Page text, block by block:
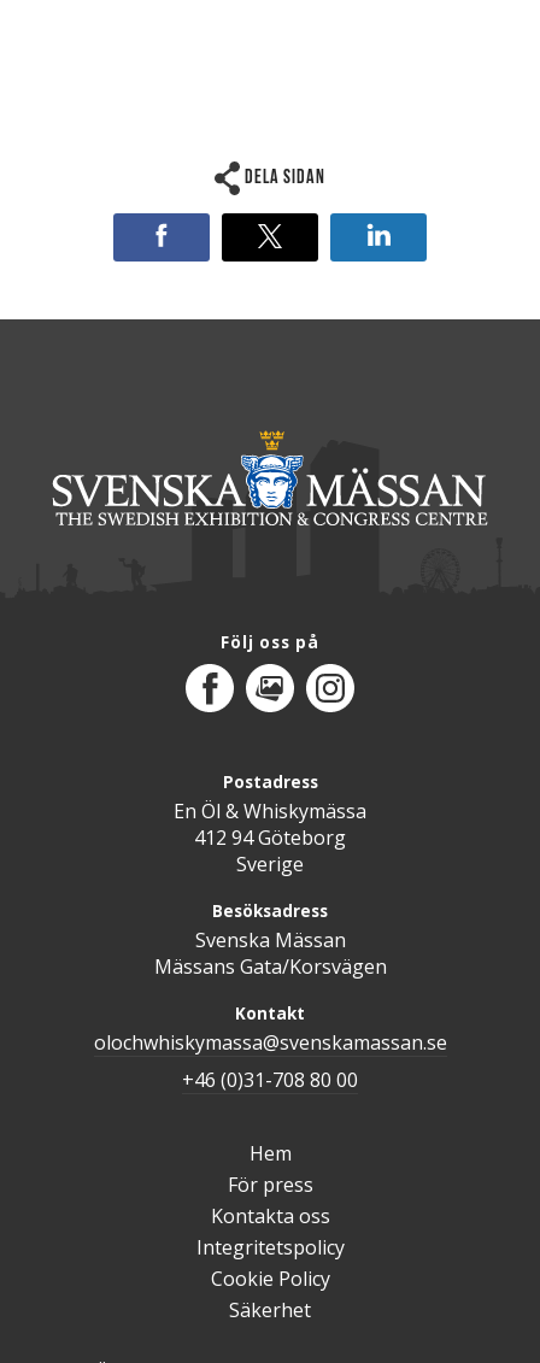
Dela sidan
Följ oss på
FacebookMediaPortal
Instagram
Postadress
En Öl & Whiskymässa
412 94 Göteborg
Sverige
Besöksadress
Svenska Mässan
Mässans Gata/Korsvägen
Kontakt
olochwhiskymassa@svenskamassan.se
+46 (0)31-708 80 00
Hem
För press
Kontakta oss
Integritetspolicy
Cookie Policy
Säkerhet